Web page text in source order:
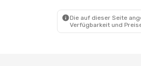
Die auf dieser Seite
Verfügbarkeit und